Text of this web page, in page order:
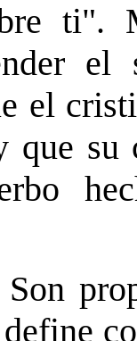
ti".
el
el
que